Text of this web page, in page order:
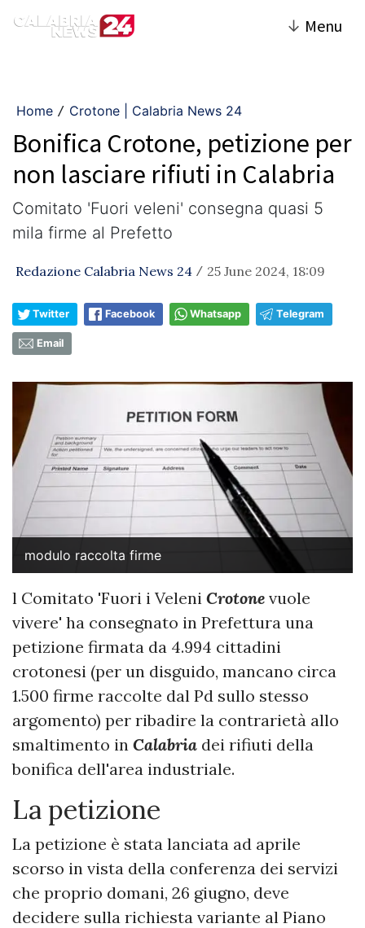
↓ Menu
Home / Crotone | Calabria News 24
Bonifica Crotone, petizione per
non lasciare rifiuti in Calabria
Comitato 'Fuori veleni' consegna quasi 5
mila firme al Prefetto
Redazione Calabria News 24 / 25 June 2024, 18:09
Twitter Facebook Whatsapp Telegram
Email
modulo raccolta firme
l Comitato 'Fuori i Veleni Crotone vuole
vivere' ha consegnato in Prefettura una
petizione firmata da 4.994 cittadini
crotonesi (per un disguido, mancano circa
1.500 firme raccolte dal Pd sullo stesso
argomento) per ribadire la contrarietà allo
smaltimento in Calabria dei rifiuti della
bonifica dell'area industriale.
La petizione
La petizione è stata lanciata ad aprile
scorso in vista della conferenza dei servizi
che proprio domani, 26 giugno, deve
decidere sulla richiesta variante al Piano